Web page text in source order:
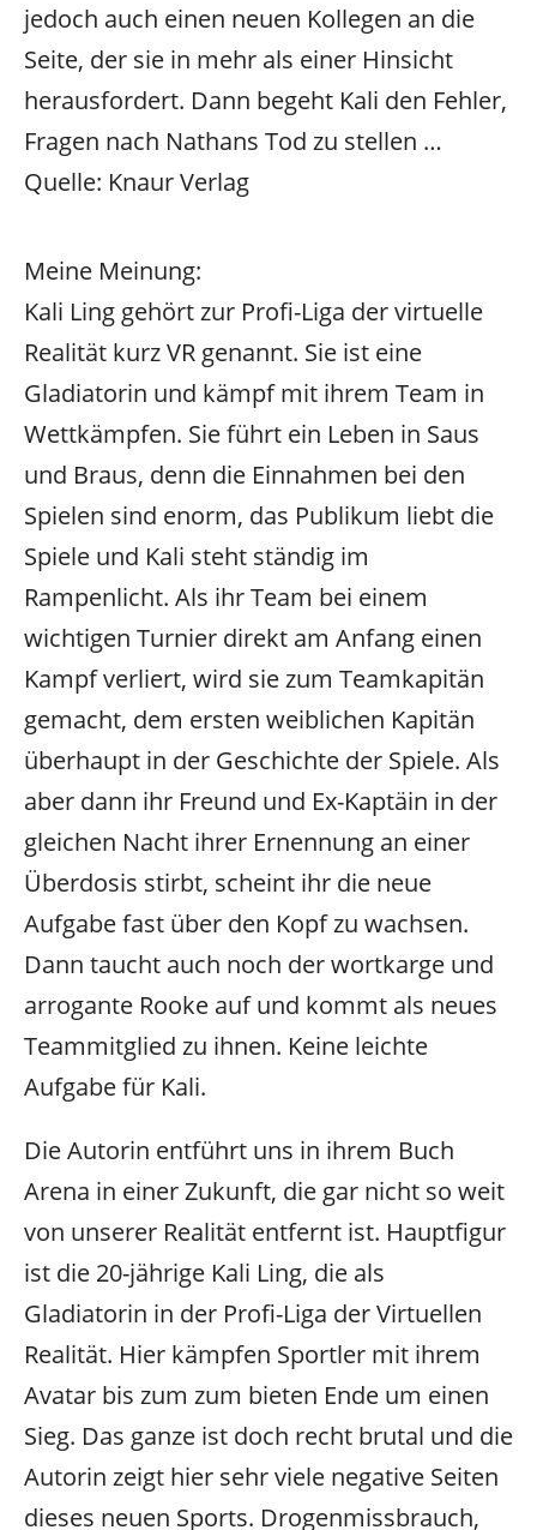
jedoch auch einen neuen Kollegen an die
Seite, der sie in mehr als einer Hinsicht
herausfordert. Dann begeht Kali den Fehler,
Fragen nach Nathans Tod zu stellen …
Quelle: Knaur Verlag
Meine Meinung:
Kali Ling gehört zur Profi-Liga der virtuelle
Realität kurz VR genannt. Sie ist eine
Gladiatorin und kämpf mit ihrem Team in
Wettkämpfen. Sie führt ein Leben in Saus
und Braus, denn die Einnahmen bei den
Spielen sind enorm, das Publikum liebt die
Spiele und Kali steht ständig im
Rampenlicht. Als ihr Team bei einem
wichtigen Turnier direkt am Anfang einen
Kampf verliert, wird sie zum Teamkapitän
gemacht, dem ersten weiblichen Kapitän
überhaupt in der Geschichte der Spiele. Als
aber dann ihr Freund und Ex-Kaptäin in der
gleichen Nacht ihrer Ernennung an einer
Überdosis stirbt, scheint ihr die neue
Aufgabe fast über den Kopf zu wachsen.
Dann taucht auch noch der wortkarge und
arrogante Rooke auf und kommt als neues
Teammitglied zu ihnen. Keine leichte
Aufgabe für Kali.
Die Autorin entführt uns in ihrem Buch
Arena in einer Zukunft, die gar nicht so weit
von unserer Realität entfernt ist. Hauptfigur
ist die 20-jährige Kali Ling, die als
Gladiatorin in der Profi-Liga der Virtuellen
Realität. Hier kämpfen Sportler mit ihrem
Avatar bis zum zum bieten Ende um einen
Sieg. Das ganze ist doch recht brutal und die
Autorin zeigt hier sehr viele negative Seiten
dieses neuen Sports. Drogenmissbrauch,